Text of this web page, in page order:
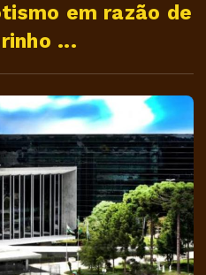
em razão de
...